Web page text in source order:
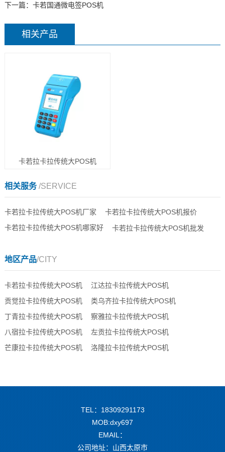
下一篇： 卡若国通微电签POS机
相关产品
卡若拉卡拉传统大POS机
相关服务/SERVICE
卡若拉卡拉传统大POS机厂家
卡若拉卡拉传统大POS机报价
卡若拉卡拉传统大POS机哪家好
卡若拉卡拉传统大POS机批发
地区产品/CITY
卡若拉卡拉传统大POS机
江达拉卡拉传统大POS机
贡觉拉卡拉传统大POS机
类乌齐拉卡拉传统大POS机
丁青拉卡拉传统大POS机
察雅拉卡拉传统大POS机
八宿拉卡拉传统大POS机
左贡拉卡拉传统大POS机
芒康拉卡拉传统大POS机
洛隆拉卡拉传统大POS机
TEL：18309291173
MOB:dxy697
EMAIL：
公司地址：山西太原市